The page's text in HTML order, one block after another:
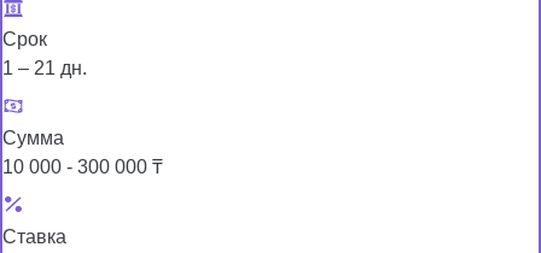
Срок
1 – 21 дн.
Сумма
10 000 - 300 000 ₸
Ставка